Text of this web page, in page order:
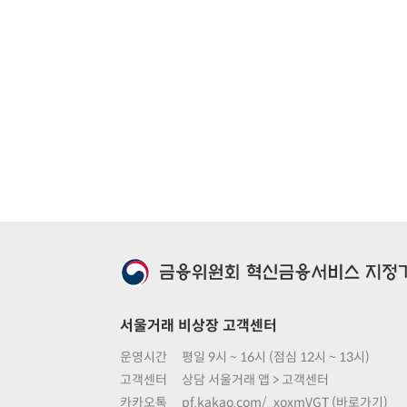
서울거래 비상장 고객센터
운영시간
평일 9시 ~ 16시 (점심 12시 ~ 13시)
고객센터
상담 서울거래 앱 > 고객센터
카카오톡
pf.kakao.com/_xoxmVGT (바로가기)